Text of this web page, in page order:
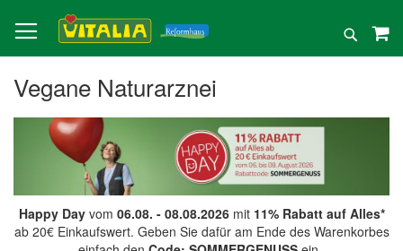
zum
Inhalt
Suche
Vegane Naturarznei
Happy Dayvom 06.08. - 08.08.2026mit 11% Rabatt auf Alles*
ab 20€ Einkaufswert. Geben Sie dafür am Ende des Warenkorbes